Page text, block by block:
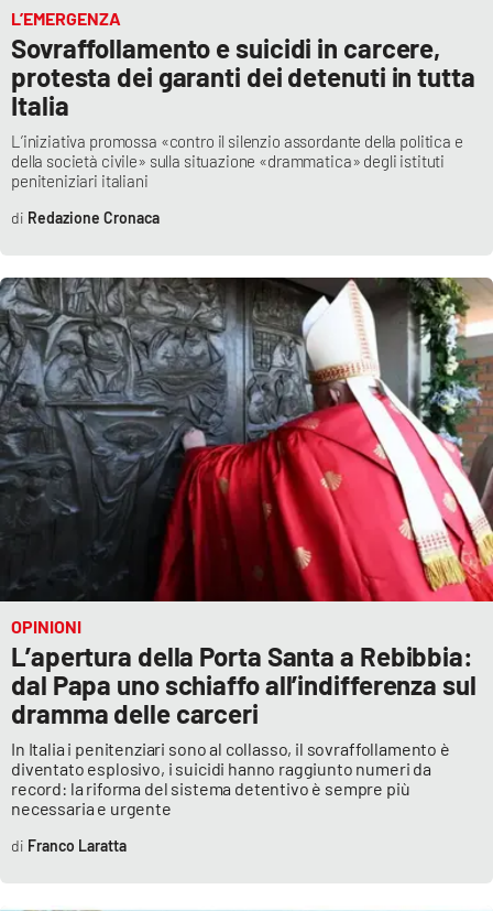
L’EMERGENZA
Sovraffollamento e suicidi in carcere,
protesta dei garanti dei detenuti in tutta
Italia
L’iniziativa promossa «contro il silenzio assordante della politica e
della società civile» sulla situazione «drammatica» degli istituti
peniteniziari italiani
Redazione Cronaca
OPINIONI
L’apertura della Porta Santa a Rebibbia:
dal Papa uno schiaffo all’indifferenza sul
dramma delle carceri
In Italia i penitenziari sono al collasso, il sovraffollamento è
diventato esplosivo, i suicidi hanno raggiunto numeri da
record: la riforma del sistema detentivo è sempre più
necessaria e urgente
Franco Laratta